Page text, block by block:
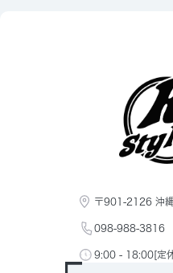
〒901-2126 沖
098-988-3816
9:00 - 18:00[定